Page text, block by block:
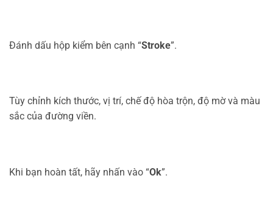
Đánh dấu hộp kiểm bên cạnh “Stroke”.
Tùy chỉnh kích thước, vị trí, chế độ hòa trộn, độ mờ và màu
sắc của đường viền.
Khi bạn hoàn tất, hãy nhấn vào “Ok”.